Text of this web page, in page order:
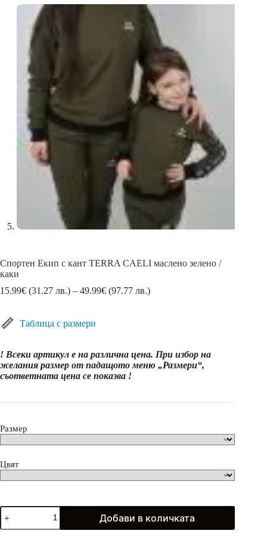
Спортен Екип с кант TERRA CAELI маслено зелено /
каки
15.99€ (31.27 лв.) – 49.99€ (97.77 лв.)Price
49.99€
(97.77
Таблица с размери
! Всеки артикул е на различна цена. При избор на
желания размер от падащото меню „Размери“,
съответната цена се показва !
Размер
Цвят
количество
за
Спортен
Добави в количката